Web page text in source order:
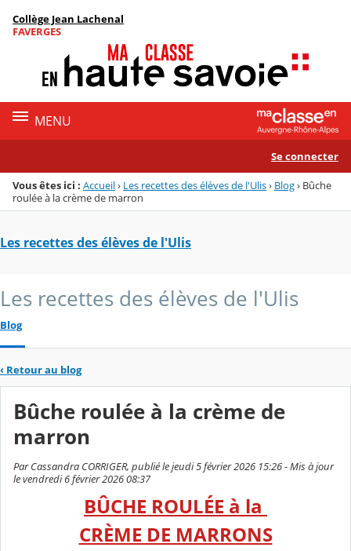
Menu de la rubrique
Contenu
Collège Jean Lachenal
FAVERGES
MENU
Se connecter
Vous êtes ici : Accueil› Les recettes des élèves de l'Ulis› Blog› Bûche
roulée à la crème de marron
Les recettes des élèves de l'Ulis
Les recettes des élèves de l'Ulis
Blog
‹ Retour au blog
Bûche roulée à la crème de
marron
Par Cassandra CORRIGER, publié le jeudi 5 février 2026 15:26 - Mis à jour
le vendredi 6 février 2026 08:37
BÛCHE ROULÉE à la
CRÈME DE MARRONS